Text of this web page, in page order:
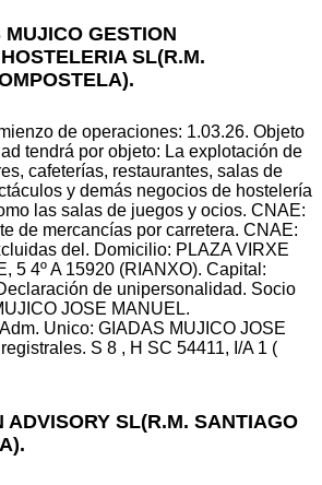
GESTION
SL(R.M.
de operaciones: 1.03.26. Objeto
tendrá por objeto: La explotación de
cafeterías, restaurantes, salas de
y demás negocios de hostelería
las salas de juegos y ocios. CNAE:
de mercancías por carretera. CNAE:
del. Domicilio: PLAZA VIRXE
5 4º A 15920 (RIANXO). Capital:
de unipersonalidad. Socio
JOSE MANUEL.
Unico: GIADAS MUJICO JOSE
S 8 , H SC 54411, I/A 1 (
ADVISORY SL(R.M. SANTIAGO